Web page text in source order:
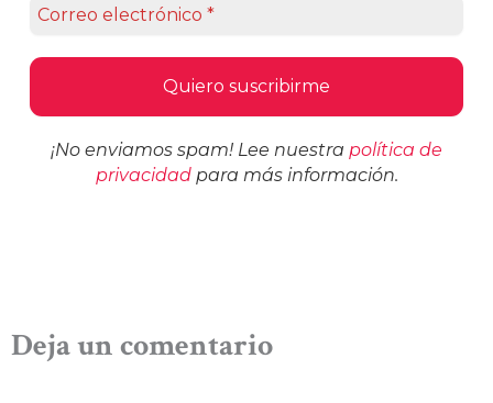
¡No enviamos spam! Lee nuestra política de
privacidadpara más información.
Deja un comentario